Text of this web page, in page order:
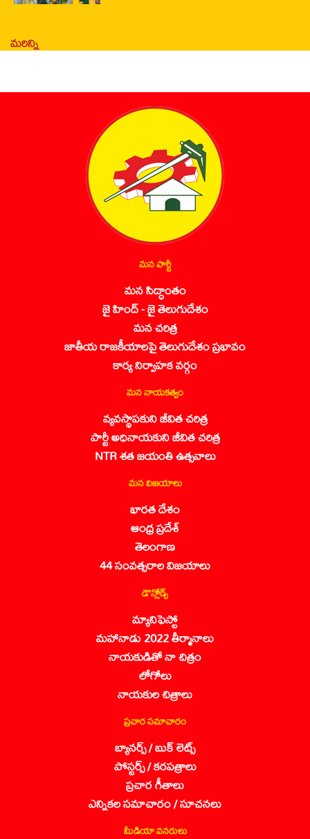
మరిన్ని
మన పార్టీ
మన సిద్ధాంతం
జై హింద్ - జై తెలుగుదేశం
మన చరిత్ర
జాతీయ రాజకీయాలపై తెలుగుదేశం ప్రభావం
కార్య నిర్వాహక వర్గం
మన నాయకత్వం
వ్యవస్థాపకుని జీవిత చరిత్ర
పార్టీ అధినాయకుని జీవిత చరిత్ర
NTR శత జయంతి ఉత్సవాలు
మన విజయాలు
భారత దేశం
ఆంధ్ర ప్రదేశ్
తెలంగాణ
44 సంవత్సరాల విజయాలు
డౌన్లోడ్స్
మ్యానిఫెస్టో
మహానాడు 2022 తీర్మానాలు
నాయకుడితో నా చిత్రం
లోగోలు
నాయకుల చిత్రాలు
ప్రచార సమాచారం
బ్యానర్స్ / బుక్ లెట్స్
పోస్టర్స్ / కరపత్రాలు
ప్రచార గీతాలు
ఎన్నికల సమాచారం / సూచనలు
మీడియా వనరులు